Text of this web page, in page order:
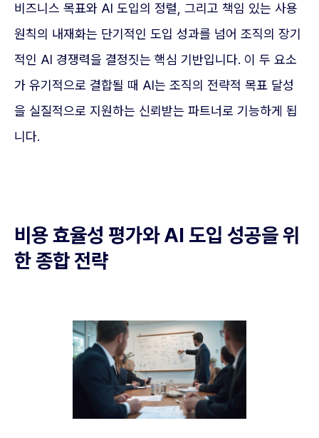
비즈니스 목표와 AI 도입의 정렬, 그리고 책임 있는 사용
원칙의 내재화는 단기적인 도입 성과를 넘어 조직의 장기
적인 AI 경쟁력을 결정짓는 핵심 기반입니다. 이 두 요소
가 유기적으로 결합될 때 AI는 조직의 전략적 목표 달성
을 실질적으로 지원하는 신뢰받는 파트너로 기능하게 됩
니다.
비용 효율성 평가와 AI 도입 성공을 위
한 종합 전략